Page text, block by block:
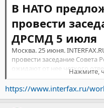
В НАТО
провести
ДРСМД 5 июля
Москва. 25 июня.
провести заседание Совета
ожидают от нее четкого
постоянный
Хатчинсон.
Нажмите,
https://www.interfax.ru/